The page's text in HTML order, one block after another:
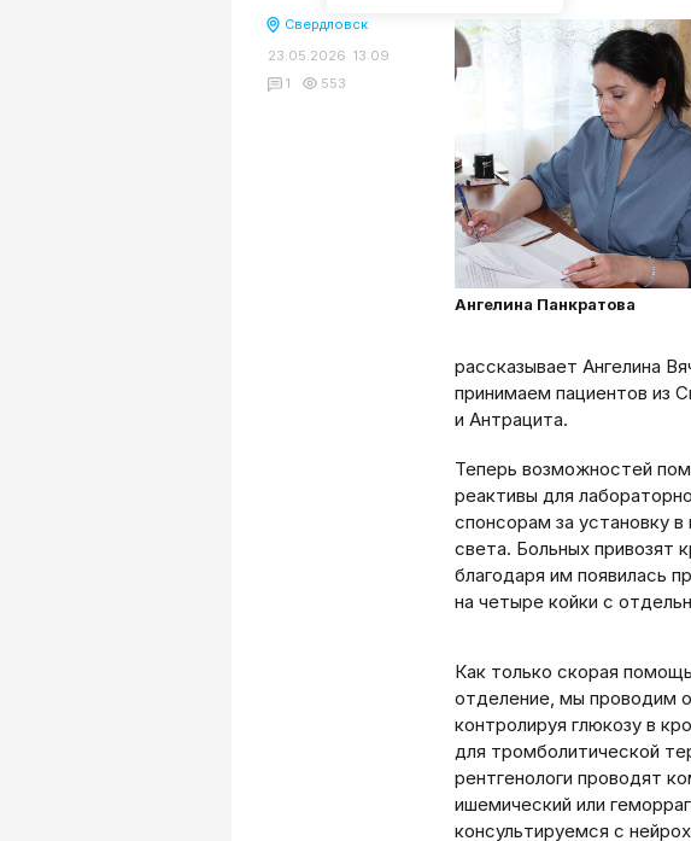
Свердловск
23.05.2026 13:09
1
553
Ангелина Панкратова
рассказывает Ангелина
принимаем пациентов из
и Антрацита.
Теперь возможностей
реактивы для
спонсорам за установку
света. Больных привозят
благодаря им появилась
на четыре койки с
Как только скорая
отделение, мы проводим
контролируя глюкозу в
для тромболитической
рентгенологи проводят
ишемический или
консультируемся с